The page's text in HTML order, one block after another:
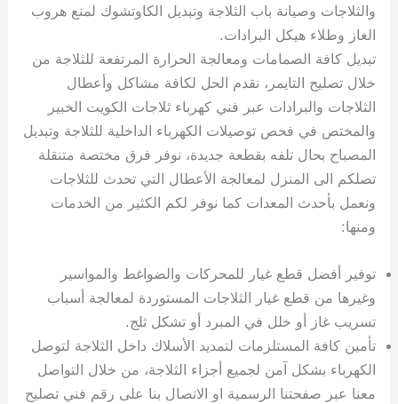
والثلاجات وصيانة باب الثلاجة وتبديل الكاوتشوك لمنع هروب
الغاز وطلاء هيكل البرادات.
تبديل كافة الصمامات ومعالجة الحرارة المرتفعة للثلاجة من
خلال تصليح التايمر، نقدم الحل لكافة مشاكل وأعطال
الثلاجات والبرادات عبر فني كهرباء ثلاجات الكويت الخبير
والمختص في فحص توصيلات الكهرباء الداخلية للثلاجة وتبديل
المصباح بحال تلفه بقطعة جديدة، نوفر فرق مختصة متنقلة
تصلكم الى المنزل لمعالجة الأعطال التي تحدث للثلاجات
ونعمل بأحدث المعدات كما نوفر لكم الكثير من الخدمات
ومنها:
توفير أفضل قطع غيار للمحركات والضواغط والمواسير
وغيرها من قطع غيار الثلاجات المستوردة لمعالجة أسباب
تسريب غاز أو خلل في المبرد أو تشكل ثلج.
تأمين كافة المستلزمات لتمديد الأسلاك داخل الثلاجة لتوصل
الكهرباء بشكل آمن لجميع أجزاء الثلاجة، من خلال التواصل
معنا عبر صفحتنا الرسمية او الاتصال بنا على رقم فني تصليح